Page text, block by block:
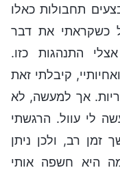
תחבולות כאלו
כשקראתי את דבר
התנהגות כזו.
קיבלתי זאת
אך למעשה, לא
לי עוול. הרגשתי
רב, ולכן ניתן
היא חשפה אותי